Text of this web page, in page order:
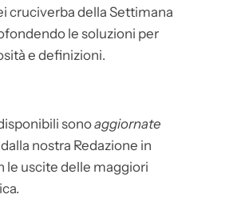
cruciverba della Settimana
le soluzioni per
e definizioni.
sonoaggiornate
dalla nostra Redazione in
le uscite delle maggiori